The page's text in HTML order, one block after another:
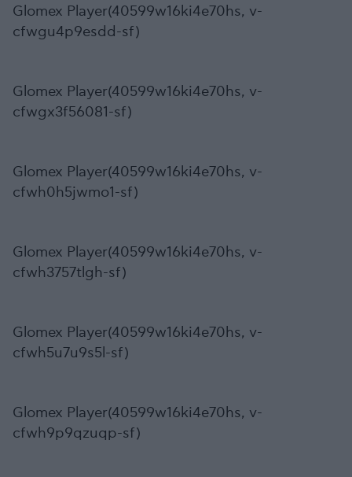
Glomex Player(40599w16ki4e70hs, v-
cfwgu4p9esdd-sf)
Glomex Player(40599w16ki4e70hs, v-
cfwgx3f56081-sf)
Glomex Player(40599w16ki4e70hs, v-
cfwh0h5jwmo1-sf)
Glomex Player(40599w16ki4e70hs, v-
cfwh3757tlgh-sf)
Glomex Player(40599w16ki4e70hs, v-
cfwh5u7u9s5l-sf)
Glomex Player(40599w16ki4e70hs, v-
cfwh9p9qzuqp-sf)